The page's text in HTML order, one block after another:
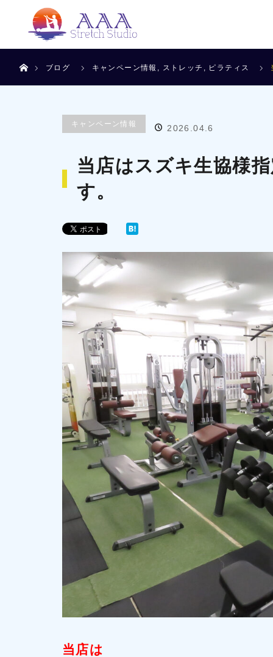
ブログ
キャンペーン情報 , ストレッチ , ピラティス
キャンペーン情報 2026.04.6
当店はスズキ生協様
す。
当店は